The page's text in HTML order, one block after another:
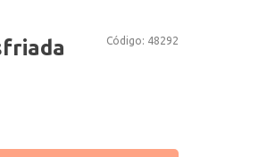
Código: 48292